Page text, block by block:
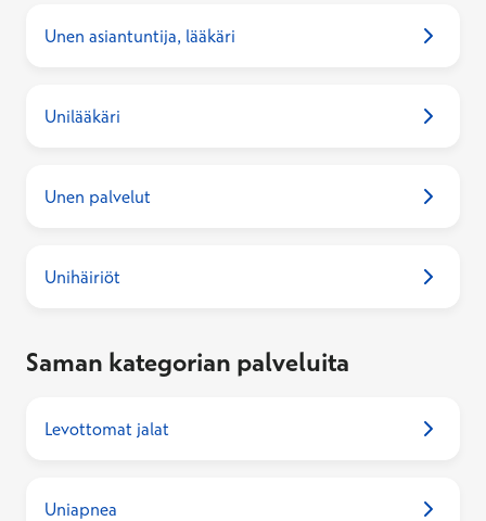
Unen asiantuntija, lääkäri
Unilääkäri
Unen palvelut
Unihäiriöt
Saman kategorian palveluita
Levottomat jalat
Uniapnea